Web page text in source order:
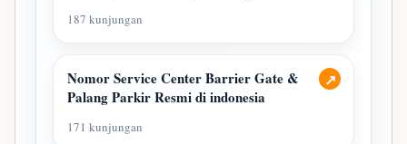
187 kunjungan
↗
Nomor Service Center Barrier Gate &
Palang Parkir Resmi di indonesia
171 kunjungan